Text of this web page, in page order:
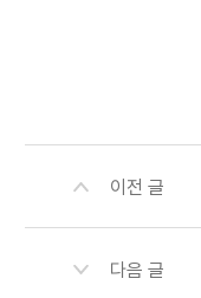
이전 글
다음 글